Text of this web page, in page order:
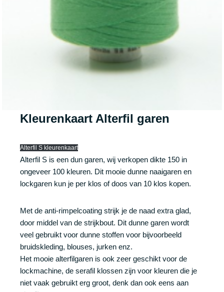
Kleurenkaart Alterfil garen
Alterfil S kleurenkaart
Alterfil S is een dun garen, wij verkopen dikte 150 in
ongeveer 100 kleuren. Dit mooie dunne naaigaren en
lockgaren kun je per klos of doos van 10 klos kopen.
Met de anti-rimpelcoating strijk je de naad extra glad,
door middel van de strijkbout. Dit dunne garen wordt
veel gebruikt voor dunne stoffen voor bijvoorbeeld
bruidskleding, blouses, jurken enz.
Het mooie alterfilgaren is ook zeer geschikt voor de
lockmachine, de serafil klossen zijn voor kleuren die je
niet vaak gebruikt erg groot, denk dan ook eens aan